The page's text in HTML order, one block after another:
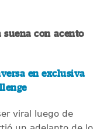
suena con acento
en exclusiva
viral luego de